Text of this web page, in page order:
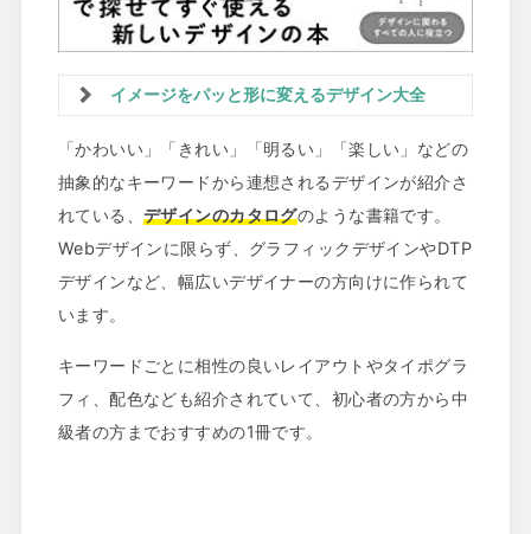
イメージをパッと形に変えるデザイン大全
「かわいい」「きれい」「明るい」「楽しい」などの
抽象的なキーワードから連想されるデザインが紹介さ
れている、 デザインのカタログのような書籍です。
Webデザインに限らず、グラフィックデザインやDTP
デザインなど、幅広いデザイナーの方向けに作られて
います。
キーワードごとに相性の良いレイアウトやタイポグラ
フィ、配色なども紹介されていて、初心者の方から中
級者の方までおすすめの1冊です。